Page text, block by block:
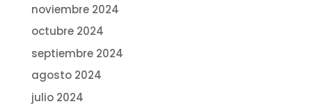
noviembre 2024
octubre 2024
septiembre 2024
agosto 2024
julio 2024